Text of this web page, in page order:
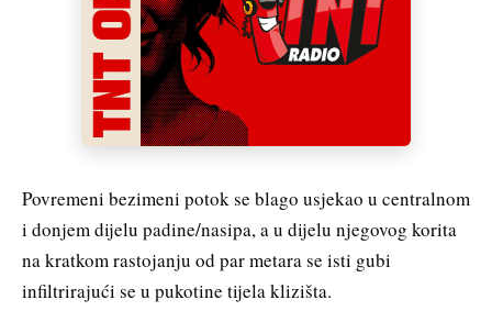
Povremeni bezimeni potok se blago usjekao u centralnom
i donjem dijelu padine/nasipa, a u dijelu njegovog korita
na kratkom rastojanju od par metara se isti gubi
infiltrirajući se u pukotine tijela klizišta.